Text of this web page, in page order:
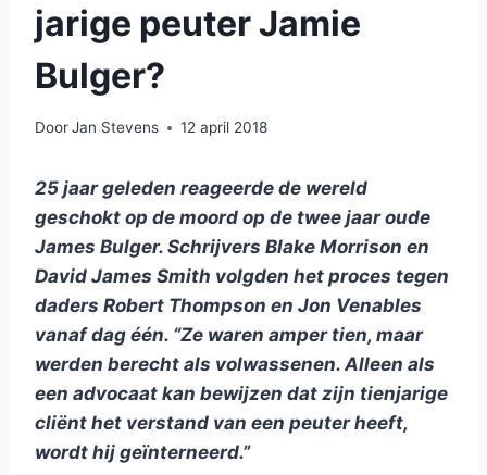
jarige peuter Jamie
Bulger?
DoorJan Stevens 12 april 2018
25 jaar geleden reageerde de wereld
geschokt op de moord op de twee jaar oude
James Bulger. Schrijvers Blake Morrison en
David James Smith volgden het proces tegen
daders Robert Thompson en Jon Venables
vanaf dag één. “Ze waren amper tien, maar
werden berecht als volwassenen. Alleen als
een advocaat kan bewijzen dat zijn tienjarige
cliënt het verstand van een peuter heeft,
wordt hij geïnterneerd.”